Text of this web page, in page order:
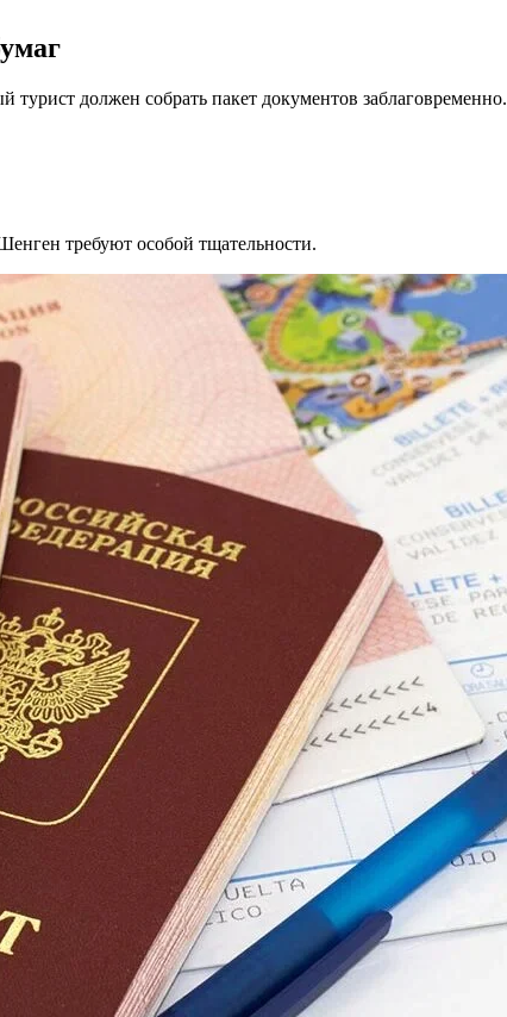
должен собрать пакет документов заблаговременно.
требуют особой тщательности.